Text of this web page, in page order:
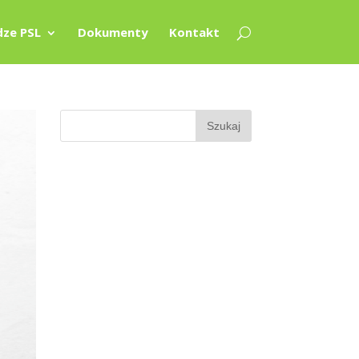
PSL Dokumenty Kontakt